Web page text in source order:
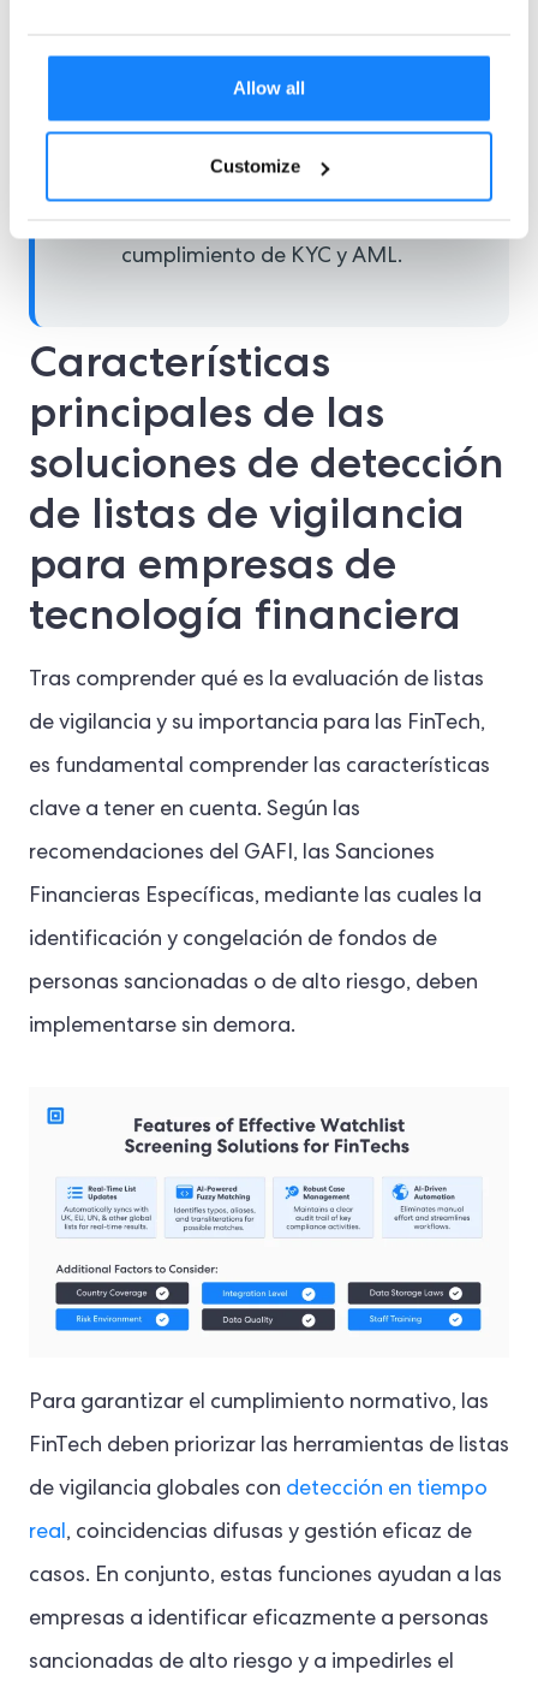
Allow all
Customize
ComplyCube pudo brindar una
verificación en capas adaptada a
cumplimiento de KYC y AML.
Características
principales de las
soluciones de detección
de listas de vigilancia
para empresas de
tecnología financiera
Tras comprender qué es la evaluación de listas
de vigilancia y su importancia para las FinTech,
es fundamental comprender las características
clave a tener en cuenta. Según las
recomendaciones del GAFI, las Sanciones
Financieras Específicas, mediante las cuales la
identificación y congelación de fondos de
personas sancionadas o de alto riesgo, deben
implementarse sin demora.
Para garantizar el cumplimiento normativo, las
FinTech deben priorizar las herramientas de listas
de vigilancia globales con detección en tiempo
real, coincidencias difusas y gestión eficaz de
casos. En conjunto, estas funciones ayudan a las
empresas a identificar eficazmente a personas
sancionadas de alto riesgo y a impedirles el